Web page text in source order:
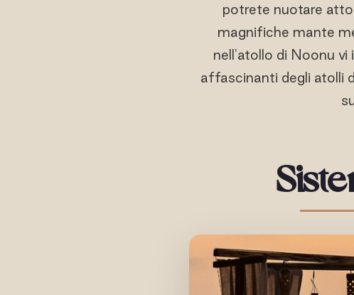
potrete nuotare
magnifiche mante
nell'atollo di Noonu vi
affascinanti degli atolli